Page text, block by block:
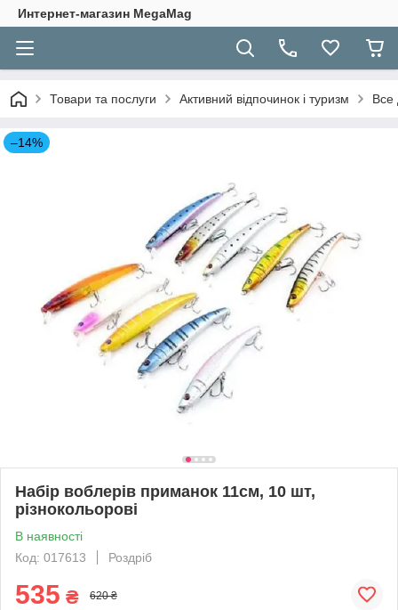
Интернет-магазин MegaMag
Товари та послуги Активний відпочинок і туризм Все
–14%
Набір воблерів приманок 11см, 10 шт,
різнокольорові
В наявності
Код: 017613
Роздріб
535 ₴ 620 ₴